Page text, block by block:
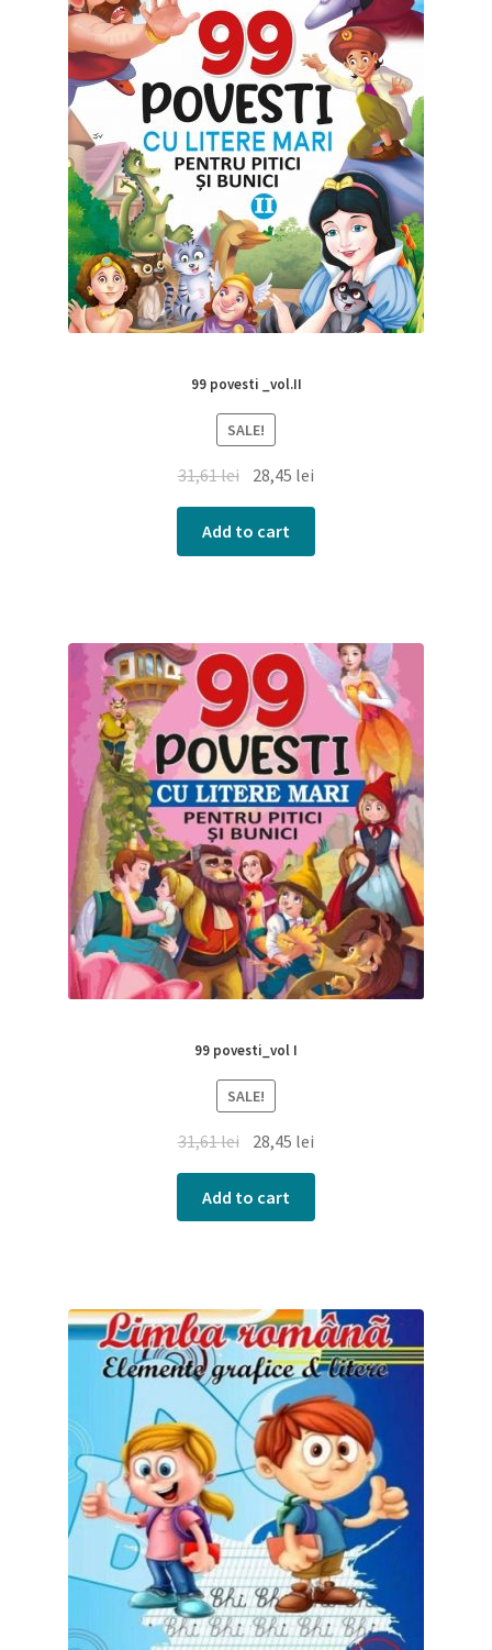
99 povesti _vol.II
SALE!
31,61lei 28,45 lei
Add to cart
99 povesti_vol I
SALE!
31,61lei 28,45 lei
Add to cart